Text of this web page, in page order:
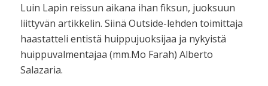
Luin Lapin reissun aikana ihan fiksun, juoksuun
liittyvän artikkelin. Siinä Outside-lehden toimittaja
haastatteli entistä huippujuoksijaa ja nykyistä
huippuvalmentajaa (mm.Mo Farah) Alberto
Salazaria.